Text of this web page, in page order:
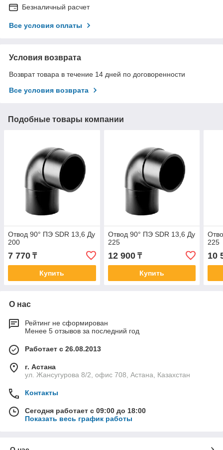
Безналичный расчет
Все условия оплаты
Условия возврата
Возврат товара в течение 14 дней по договоренности
Все условия возврата
Подобные товары компании
Отвод 90° ПЭ SDR 13,6 Ду
200
7 770 ₸
Купить
Отвод 90° ПЭ SDR 13,6 Ду
225
12 900₸
Купить
225
10
О нас
Рейтинг не сформирован
Менее 5 отзывов за последний год
Работает с 26.08.2013
г. Астана
ул. Жансугурова 8/2, офис 708, Астана, Казахстан
Контакты
Сегодня работает с 09:00 до 18:00
Показать весь график работы